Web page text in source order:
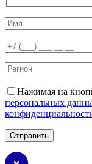
Нажимая на
персональных